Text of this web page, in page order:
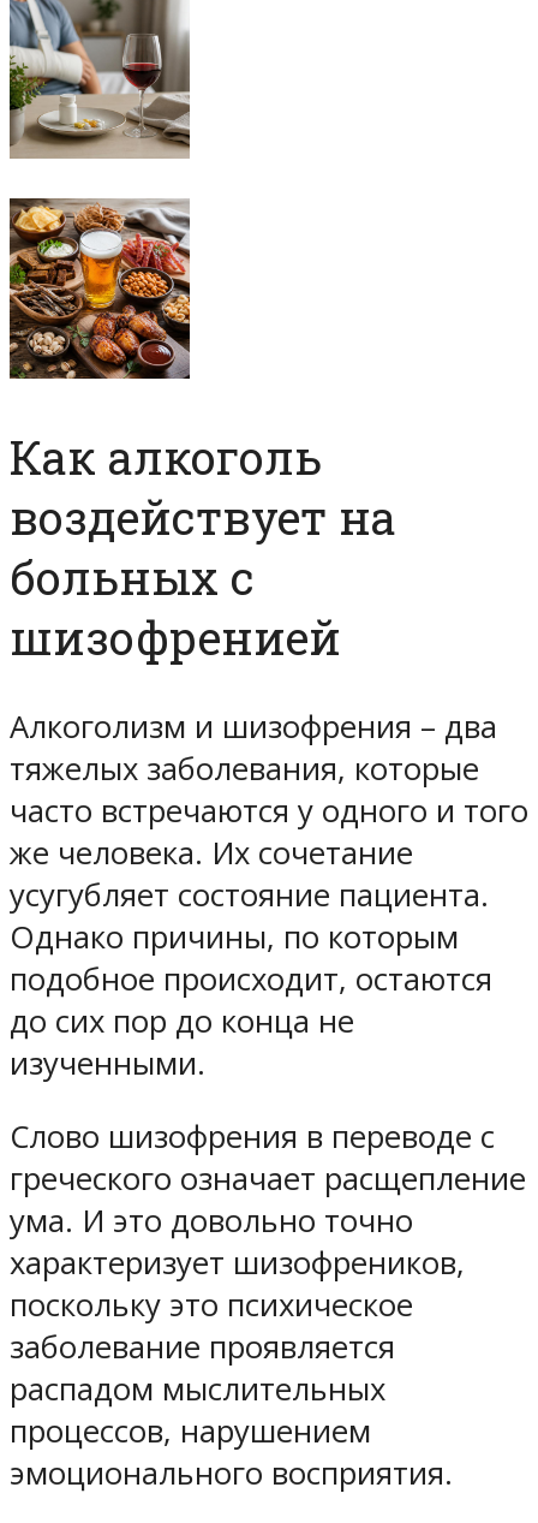
Как алкоголь
воздействует на
больных с
шизофренией
Алкоголизм и шизофрения – два
тяжелых заболевания, которые
часто встречаются у одного и того
же человека. Их сочетание
усугубляет состояние пациента.
Однако причины, по которым
подобное происходит, остаются
до сих пор до конца не
изученными.
Слово шизофрения в переводе с
греческого означает расщепление
ума. И это довольно точно
характеризует шизофреников,
поскольку это психическое
заболевание проявляется
распадом мыслительных
процессов, нарушением
эмоционального восприятия.